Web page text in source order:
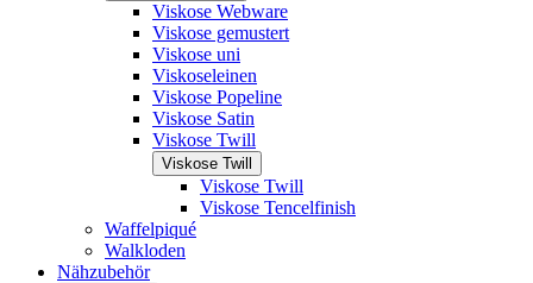
Viskose Webware
Viskose gemustert
Viskose uni
Viskoseleinen
Viskose Popeline
Viskose Satin
Viskose Twill
Viskose Twill
Viskose Twill
Viskose Tencelfinish
Waffelpiqué
Walkloden
Nähzubehör